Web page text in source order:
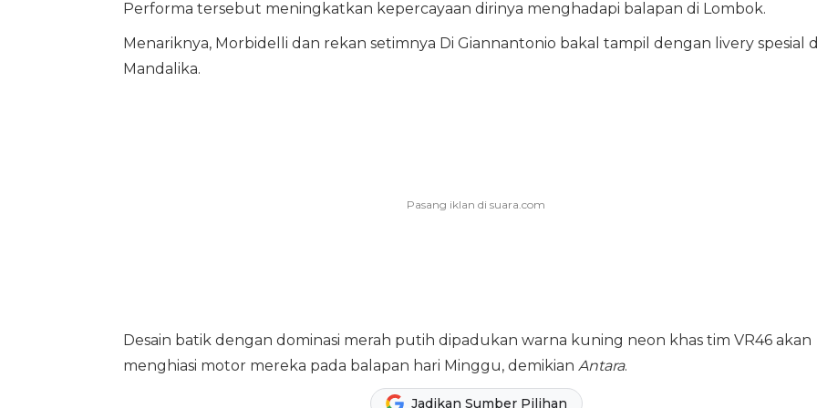
Performa tersebut meningkatkan kepercayaan dirinya menghadapi balapan di Lombok.
Menariknya, Morbidelli dan rekan setimnya Di Giannantonio bakal tampil dengan livery spesial
Mandalika.
Desain batik dengan dominasi merah putih dipadukan warna kuning neon khas tim VR46 akan
menghiasi motor mereka pada balapan hari Minggu, demikian Antara.
Jadikan Sumber Pilihan